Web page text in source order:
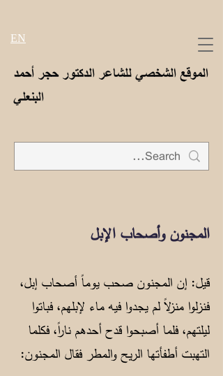
الموقع الشخصي للشاعر الدكتور حجر أحمد
البنعلي
EN
المجنون وأصحاب الإبل
قيل: إن المجنون صحب يوماً أصحاب إبل،
فنزلوا منزلاً لم يجدوا فيه ماء لإبلهم، فباتوا
ليلتهم، فلما أصبحوا قدح أحدهم ناراً، فكلما
التهبت أطفأتها الريح والمطر فقال المجنون: